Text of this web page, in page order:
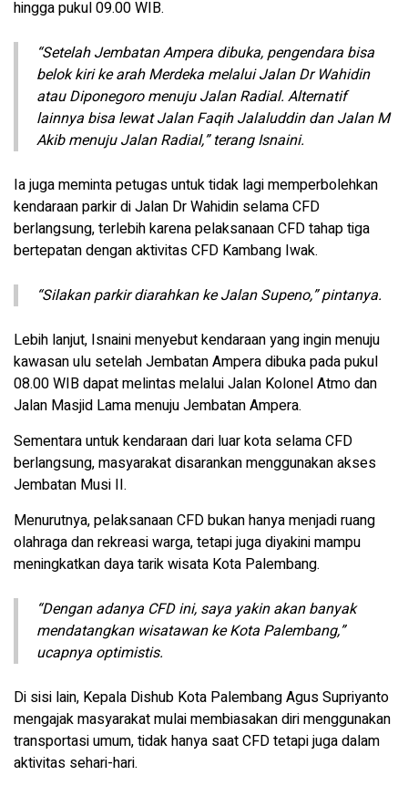
hingga pukul 09.00 WIB.
“Setelah Jembatan Ampera dibuka, pengendara bisa
belok kiri ke arah Merdeka melalui Jalan Dr Wahidin
atau Diponegoro menuju Jalan Radial. Alternatif
lainnya bisa lewat Jalan Faqih Jalaluddin dan Jalan M
Akib menuju Jalan Radial,” terang Isnaini.
Ia juga meminta petugas untuk tidak lagi memperbolehkan
kendaraan parkir di Jalan Dr Wahidin selama CFD
berlangsung, terlebih karena pelaksanaan CFD tahap tiga
bertepatan dengan aktivitas CFD Kambang Iwak.
“Silakan parkir diarahkan ke Jalan Supeno,” pintanya.
Lebih lanjut, Isnaini menyebut kendaraan yang ingin menuju
kawasan ulu setelah Jembatan Ampera dibuka pada pukul
08.00 WIB dapat melintas melalui Jalan Kolonel Atmo dan
Jalan Masjid Lama menuju Jembatan Ampera.
Sementara untuk kendaraan dari luar kota selama CFD
berlangsung, masyarakat disarankan menggunakan akses
Jembatan Musi II.
Menurutnya, pelaksanaan CFD bukan hanya menjadi ruang
olahraga dan rekreasi warga, tetapi juga diyakini mampu
meningkatkan daya tarik wisata Kota Palembang.
“Dengan adanya CFD ini, saya yakin akan banyak
mendatangkan wisatawan ke Kota Palembang,”
ucapnya optimistis.
Di sisi lain, Kepala Dishub Kota Palembang Agus Supriyanto
mengajak masyarakat mulai membiasakan diri menggunakan
transportasi umum, tidak hanya saat CFD tetapi juga dalam
aktivitas sehari-hari.